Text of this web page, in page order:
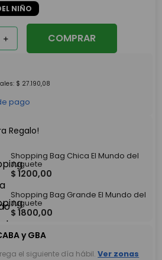
NIÑO
＋ COMPRAR
$ 27.190,08
pago
Regalo!
Shopping Bag Chica El Mundo del
Juguete
$ 1200,00
Shopping Bag Grande El Mundo del
Juguete
$ 1800,00
y GBA
el siguiente día hábil. Ver zonas